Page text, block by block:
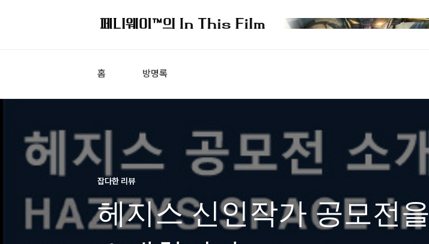
홈 방명록
잡다한 리뷰
헤지스 신인작가 공모전을